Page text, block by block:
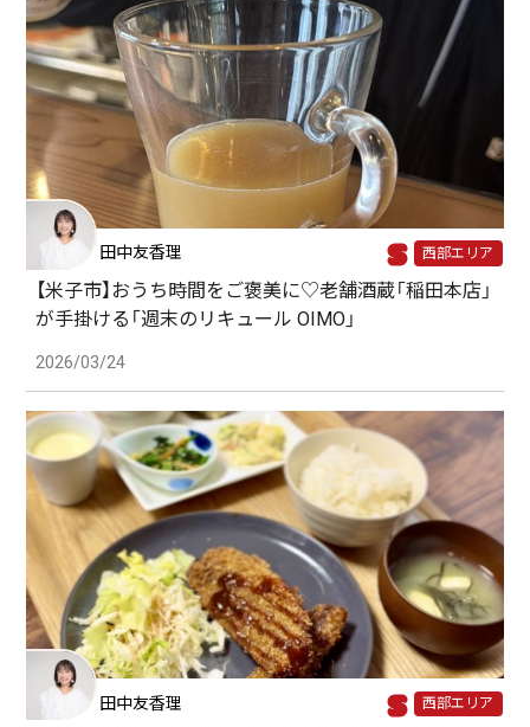
田中友香理 西部エリア
【米子市】おうち時間をご褒美に♡老舗酒蔵「稲田本店」
が手掛ける「週末のリキュール OIMO」
2026/03/24
田中友香理 西部エリア